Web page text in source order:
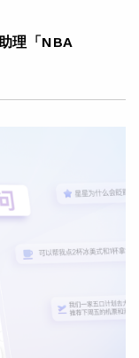
理「NBA